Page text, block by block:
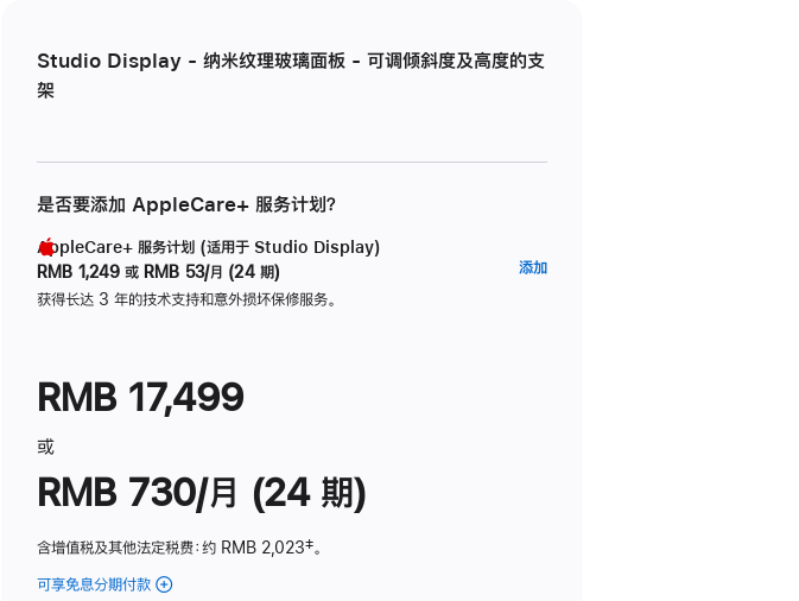
Studio Display - 纳米纹理玻璃面板 - 可调倾斜度及高度的支
架
是否要添加 AppleCare+ 服务计划？
AppleCare+ 服务计划 (适用于 Studio Display)
RMB 1,249 或 RMB 53/月 (24 期)
获得长达 3 年的技术支持和意外损坏保修服务。
添加
RMB 17,499
或
RMB 730/月 (24 期)
含增值税及其他法定税费：约 RMB 2,023脚
‡。
可享免息分期付款 (Studio